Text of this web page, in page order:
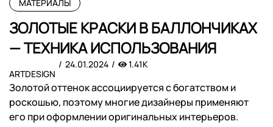
МАТЕРИАЛЫ
ЗОЛОТЫЕ КРАСКИ В БАЛЛОНЧИКАХ
— ТЕХНИКА ИСПОЛЬЗОВАНИЯ
ARTDESIGN
24.01.2024 1.41K
Золотой оттенок ассоциируется с богатством и
роскошью, поэтому многие дизайнеры применяют
его при оформлении оригинальных интерьеров.